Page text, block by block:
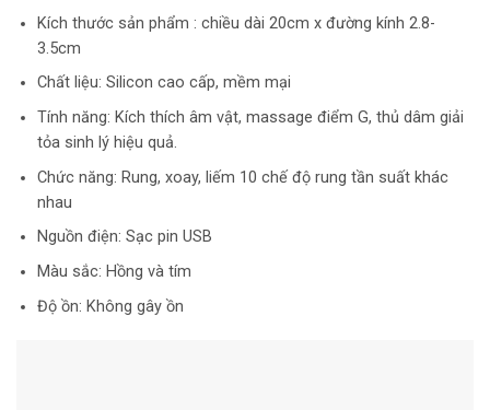
Kích thước sản phẩm : chiều dài 20cm x đường kính 2.8-
3.5cm
Chất liệu: Silicon cao cấp, mềm mại
Tính năng: Kích thích âm vật, massage điểm G, thủ dâm giải
tỏa sinh lý hiệu quả.
Chức năng: Rung, xoay, liếm 10 chế độ rung tần suất khác
nhau
Nguồn điện: Sạc pin USB
Màu sắc: Hồng và tím
Độ ồn: Không gây ồn